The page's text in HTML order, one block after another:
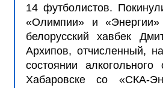
14 футболистов.
«Олимпии» и
белорусский хавбек
Архипов, отчисленный,
состоянии
Хабаровске со «СКА-